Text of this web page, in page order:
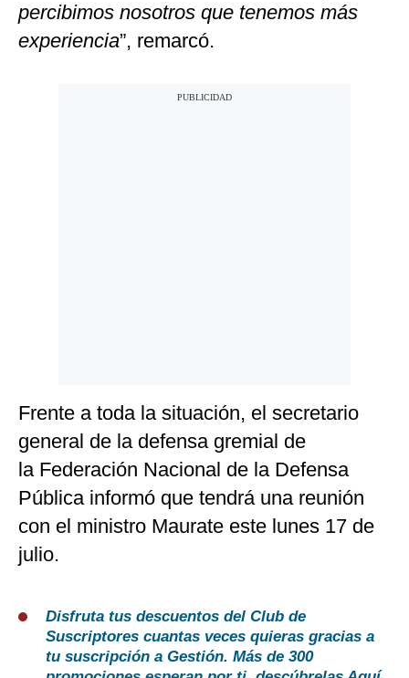
percibimos nosotros que tenemos más
experiencia”, remarcó.
Frente a toda la situación, el secretario
general de la defensa gremial de
la Federación Nacional de la Defensa
Pública informó que tendrá una reunión
con el ministro Maurate este lunes 17 de
julio.
Disfruta tus descuentos del Club de
Suscriptores cuantas veces quieras gracias a
tu suscripción a Gestión. Más de 300